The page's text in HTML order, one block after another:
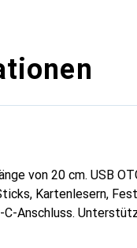
von 20 cm. USB
Kartenlesern,
Anschluss.